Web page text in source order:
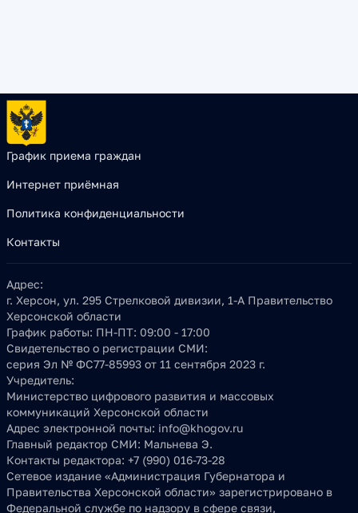
График приема граждан
Интернет приёмная
Политика конфиденциальности
Контакты
Адрес:
г. Херсон, ул. 295 Стрелковой дивизии, 1-А Правительство
Херсонской области
График работы: ПН-ПТ: 09:00 - 17:00
Свидетельство о регистрации СМИ:
серия Эл № ФС77-85993 от 11 сентября 2023 г.
Учредитель:
Министерство цифрового развития и массовых
коммуникаций Херсонской области
Адрес электронной почты: info@khogov.ru
Главный редактор СМИ: Мальнева Э.
Контакты редактора: +7 (990) 016-73-28
Сетевое издание «Администрация Губернатора и
Правительства Херсонской области» зарегистрировано в
Федеральной службе по надзору в сфере связи,